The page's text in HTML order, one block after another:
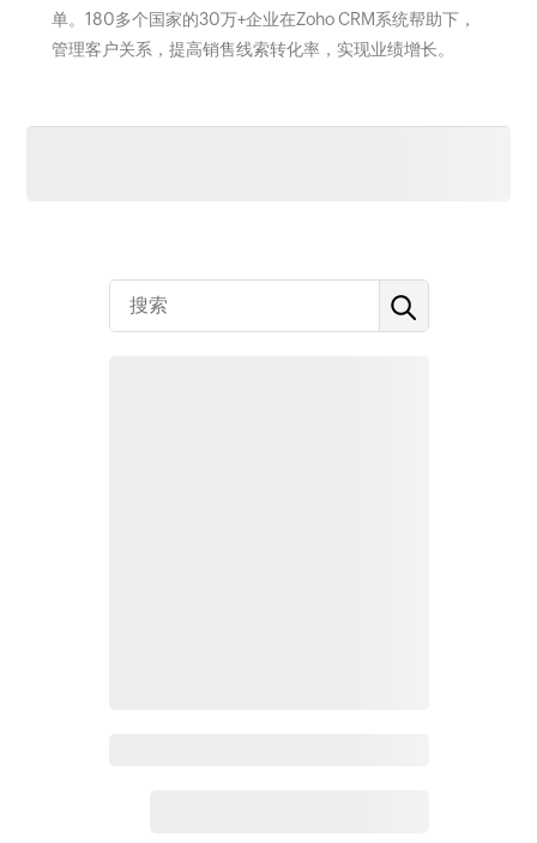
单。180多个国家的30万+企业在Zoho CRM系统帮助下，
管理客户关系，提高销售线索转化率，实现业绩增长。